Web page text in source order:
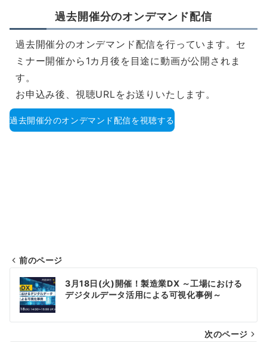
過去開催分のオンデマンド配信
過去開催分のオンデマンド配信を行っています。セ
ミナー開催から1カ月後を目途に動画が公開されま
す。
お申込み後、視聴URLをお送りいたします。
過去開催分のオンデマンド配信を視聴する
投
稿
ナ
ビ
前のページ
3月18日(火)開催！製造業DX ～工場における
デジタルデータ活用による可視化事例～
次のページ